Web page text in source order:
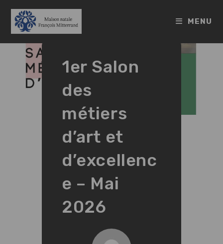
content
MENU
1er Salon
des
métiers
d’art et
d’excellenc
e – Mai
2026